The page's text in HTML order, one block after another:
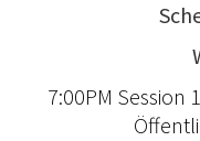
7:00PM